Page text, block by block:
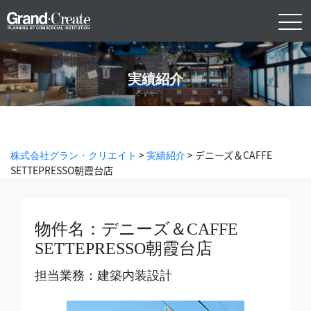
実績紹介
株式会社グラン・クリエイト >実績紹介> デニーズ＆CAFFE
SETTEPRESSO朝霞台店
物件名：デニーズ＆CAFFE
SETTEPRESSO朝霞台店
担当業務：建築内装設計